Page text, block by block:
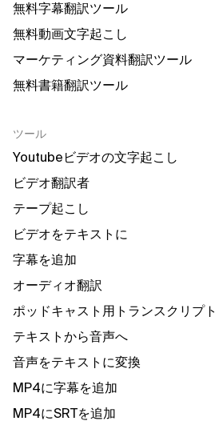
無料字幕翻訳ツール
無料動画文字起こし
マーケティング資料翻訳ツール
無料書籍翻訳ツール
ツール
Youtubeビデオの文字起こし
ビデオ翻訳者
テープ起こし
ビデオをテキストに
字幕を追加
オーディオ翻訳
ポッドキャスト用トランスクリプト
テキストから音声へ
音声をテキストに変換
MP4に字幕を追加
MP4にSRTを追加